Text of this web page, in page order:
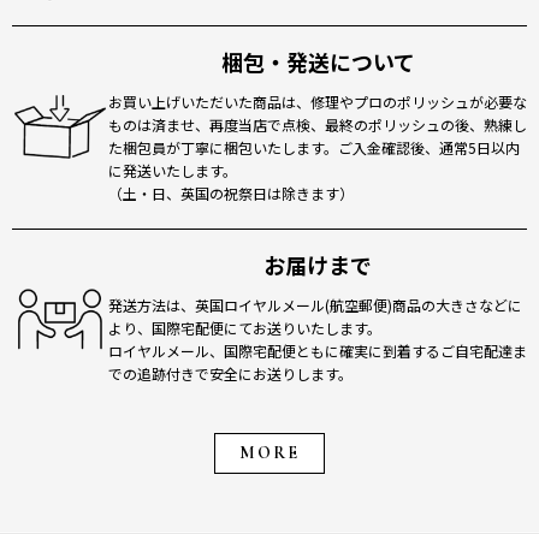
梱包・発送について
お買い上げいただいた商品は、修理やプロのポリッシュが必要な
ものは済ませ、再度当店で点検、最終のポリッシュの後、熟練し
た梱包員が丁寧に梱包いたします。ご入金確認後、通常5日以内
に発送いたします。
（土・日、英国の祝祭日は除きます）
お届けまで
発送方法は、英国ロイヤルメール(航空郵便)商品の大きさなどに
より、国際宅配便にてお送りいたします。
ロイヤルメール、国際宅配便ともに確実に到着するご自宅配達ま
での追跡付きで安全にお送りします。
MORE